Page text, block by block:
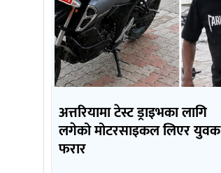
अत्तरियामा टेस्ट ड्राइभका लागि
लगेको मोटरसाइकल लिएर युवक
फरार